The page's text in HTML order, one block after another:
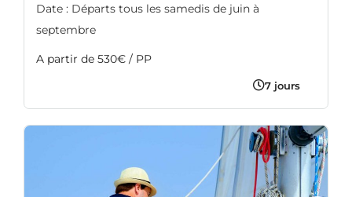
Date : Départs tous les samedis de juin à
septembre
A partir de 530€ / PP
7 jours